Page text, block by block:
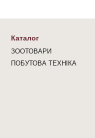
Каталог
ЗООТОВАРИ
ПОБУТОВА ТЕХНІКА